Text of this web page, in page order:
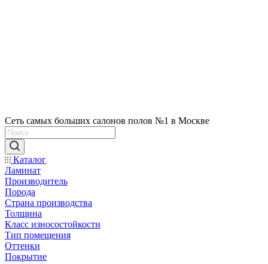
Сеть самых больших салонов полов №1 в Москве
Каталог
Ламинат
Производитель
Порода
Страна производства
Толщина
Класс износостойкости
Тип помещения
Оттенки
Покрытие